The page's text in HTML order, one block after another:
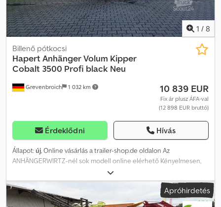
azonnal üzemkész Csdozf H Ivepfx Akasrf
1 / 8
Grevenbroich 1 032 km
Billenő pótkocsi
Hapert AnhängerVolum Kipper
Cobalt 3500 Profi black Neu
10 839 EUR
Fix ár plusz ÁFA-val
(12 898 EUR bruttó)
Érdeklődni Hívás
Állapot:új, Online vásárlás a trailer-shop.de oldalon Az
ANHÄNGERWIRTZ-nél sok modell online elérhető Kényelmesen,
éjjel-nappal, online 24/7 vásárolhat Személyes átvétel vagy házhoz
szállítás 😊 Az online átvételi piac új utánfutójához erős márkákat
kínál! Több mint 850 új utánfutó raktáron Több mint 130 használt
utánfutó folyamatos kínálatban Nem kötelező érvényű példa:
Apróhirdetés